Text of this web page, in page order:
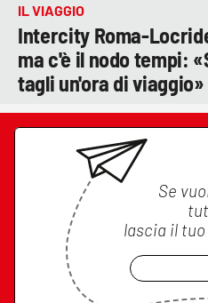
IL VIAGGIO
Intercity Roma-
ma c'è il nodo tempi:
tagli un'ora di viaggio»
Se
lascia il